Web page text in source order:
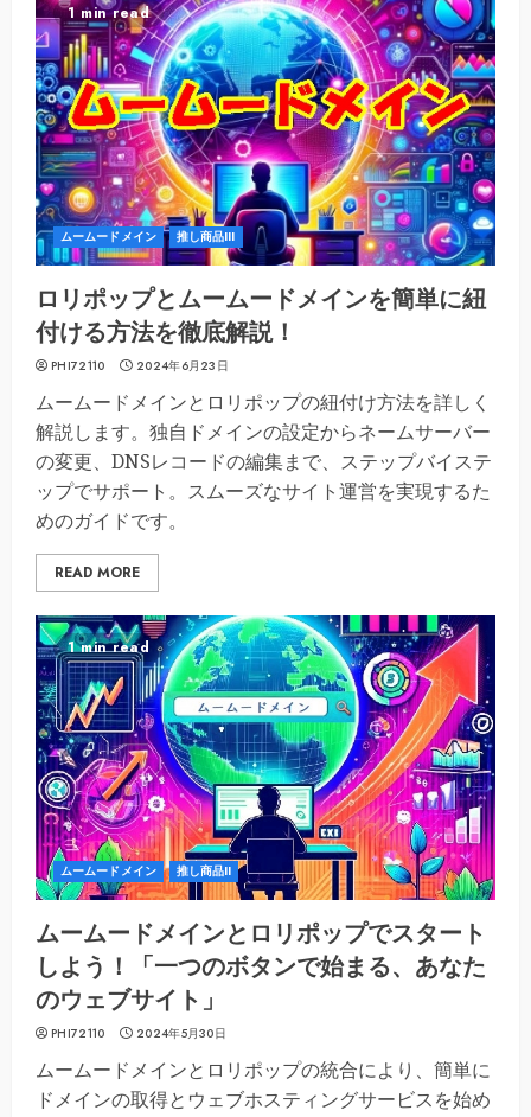
1 min read
ムームードメイン 推し商品III
ロリポップとムームードメインを簡単に紐
付ける方法を徹底解説！
PHI72110 2024年6月23日
ムームードメインとロリポップの紐付け方法を詳しく
解説します。独自ドメインの設定からネームサーバー
の変更、DNSレコードの編集まで、ステップバイステ
ップでサポート。スムーズなサイト運営を実現するた
めのガイドです。
READ MORE
1 min read
ムームードメイン 推し商品II
ムームードメインとロリポップでスタート
しよう！「一つのボタンで始まる、あなた
のウェブサイト」
PHI72110 2024年5月30日
ムームードメインとロリポップの統合により、簡単に
ドメインの取得とウェブホスティングサービスを始め